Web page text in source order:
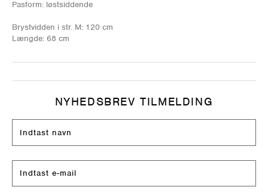
Pasform: løstsiddende
Brystvidden i str. M: 120 cm
Længde: 68 cm
NYHEDSBREV TILMELDING